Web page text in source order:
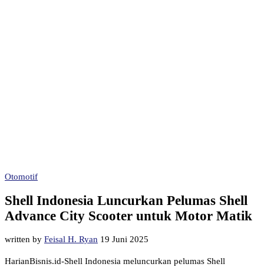
Otomotif
Shell Indonesia Luncurkan Pelumas Shell
Advance City Scooter untuk Motor Matik
written by Feisal H. Ryan 19 Juni 2025
HarianBisnis.id-Shell Indonesia meluncurkan pelumas Shell